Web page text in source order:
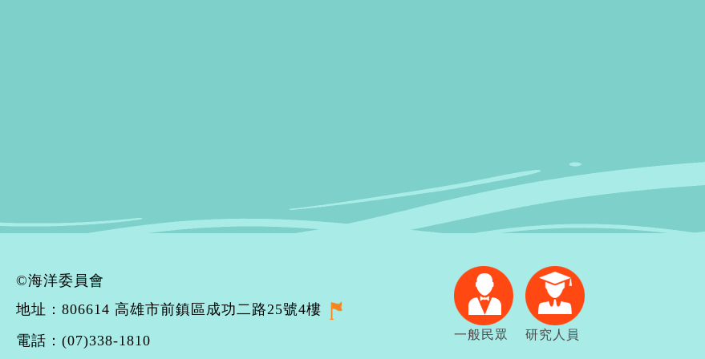
©海洋委員會
地址：806614 高雄市前鎮區成功二路25號4樓
電話：(07)338-1810
一般民眾 研究人員